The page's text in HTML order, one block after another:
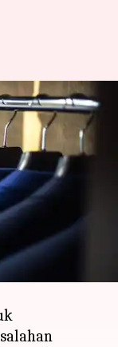
pakaian
menarik
efek
elemen